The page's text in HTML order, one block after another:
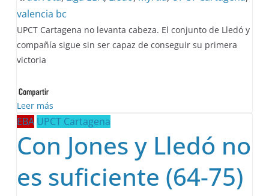
valencia bc
UPCT Cartagena no levanta cabeza. El conjunto de Lledó y
compañía sigue sin ser capaz de conseguir su primera
victoria
Leer más
EBA UPCT Cartagena
Con Jones y Lledó no
es suficiente (64-75)